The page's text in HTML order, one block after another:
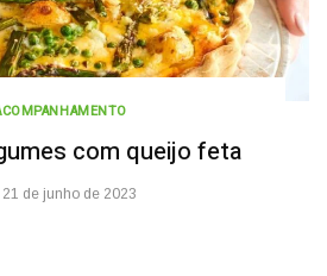
com queijo feta
21 de junho de 2023